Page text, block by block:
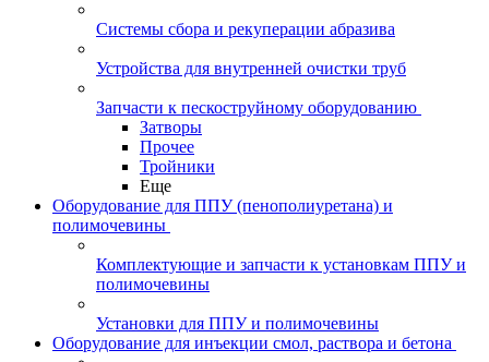
Системы сбора и рекуперации абразива
Устройства для внутренней очистки труб
Запчасти к пескоструйному оборудованию
Затворы
Прочее
Тройники
Еще
Оборудование для ППУ (пенополиуретана) и
полимочевины
Комплектующие и запчасти к установкам ППУ и
полимочевины
Установки для ППУ и полимочевины
Оборудование для инъекции смол, раствора и бетона